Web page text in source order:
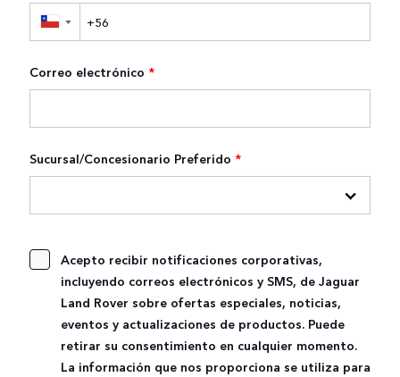
▼
Correo electrónico *
Sucursal/Concesionario Preferido *
Acepto recibir notificaciones corporativas,
incluyendo correos electrónicos y SMS, de Jaguar
Land Rover sobre ofertas especiales, noticias,
eventos y actualizaciones de productos. Puede
retirar su consentimiento en cualquier momento.
La información que nos proporciona se utiliza para